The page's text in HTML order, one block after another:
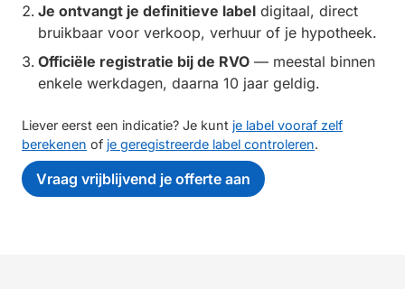
Je ontvangt je definitieve labeldigitaal, direct
bruikbaar voor verkoop, verhuur of je hypotheek.
Officiële registratie bij de RVO— meestal binnen
enkele werkdagen, daarna 10 jaar geldig.
Liever eerst een indicatie? Je kunt je label vooraf zelf
berekenen of je geregistreerde label controleren.
Vraag vrijblijvend je offerte aan